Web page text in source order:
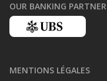
OUR BANKING PARTNER
MENTIONS LÉGALES